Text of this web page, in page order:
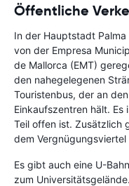
Öffentliche
In der Hauptstadt
von der Empresa
de Mallorca (EMT)
den nahegelegenen
Touristenbus, der an
Einkaufszentren hält.
Teil offen ist. Zusätzlich
dem
Es gibt auch eine U-
zum Universitätsgelände.